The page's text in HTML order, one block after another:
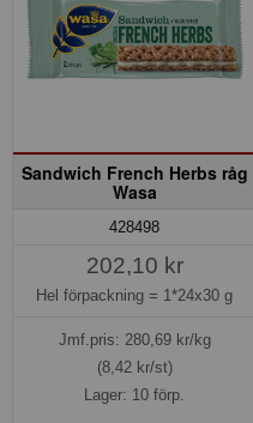
Sandwich French Herbs råg
Wasa
428498
202,10 kr
Hel förpackning = 1*24x30 g
Jmf.pris: 280,69kr/kg
(8,42 kr/st)
Lager: 10 förp.